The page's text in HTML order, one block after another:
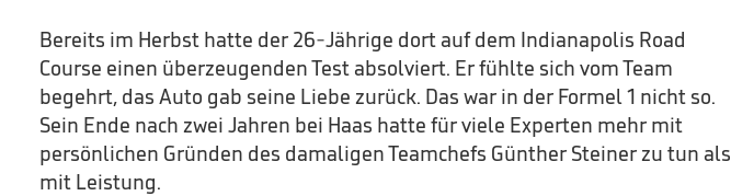
Bereits im Herbst hatte der 26-Jährige dort auf dem Indianapolis Road
Course einen überzeugenden Test absolviert. Er fühlte sich vom Team
begehrt, das Auto gab seine Liebe zurück. Das war in der Formel 1 nicht so.
Sein Ende nach zwei Jahren bei Haas hatte für viele Experten mehr mit
persönlichen Gründen des damaligen Teamchefs Günther Steiner zu tun als
mit Leistung.